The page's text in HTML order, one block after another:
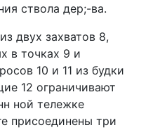
ствола дер;-ва.
двух захватов 8,
в точках 9 и
10 и 11 из будки
12 ограничивают
ной тележке
присоединены три